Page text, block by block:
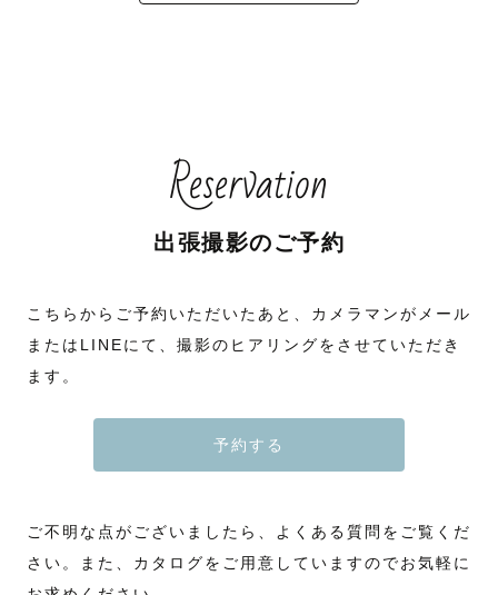
Reservation
出張撮影のご予約
こちらからご予約いただいたあと、カメラマンがメール
またはLINEにて、撮影のヒアリングをさせていただき
ます。
予約する
ご不明な点がございましたら、よくある質問をご覧くだ
さい。また、カタログをご用意していますのでお気軽に